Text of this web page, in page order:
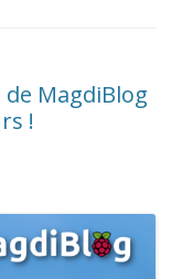
MagdiBlog
!